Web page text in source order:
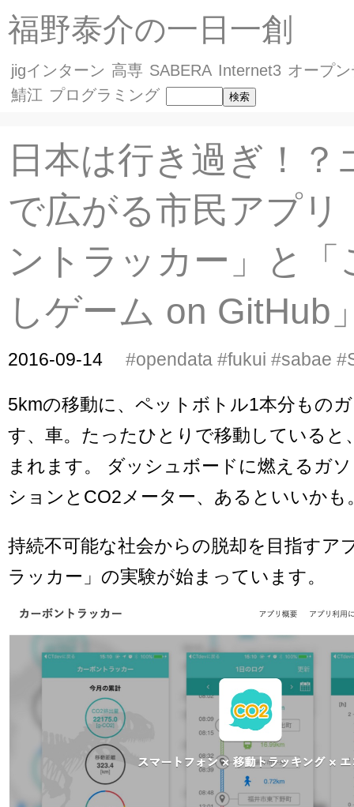
福野泰介の一日一創
jigインターン 高専 SABERA Internet3 オープ
鯖江 プログラミング
日本は行き過ぎ！？
で広がる市民アプリ
ントラッカー」と「
しゲーム on GitHub
2016-09-14 #opendata #fukui #sabae
5kmの移動に、ペットボトル1本分もの
す、車。たったひとりで移動していると
まれます。 ダッシュボードに燃えるガ
ションとCO2メーター、あるといいかも
持続不可能な社会からの脱却を目指すア
ラッカー」の実験が始まっています。